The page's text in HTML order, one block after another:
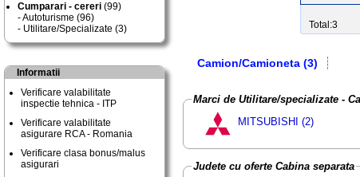
Cumparari - cereri (99)
Autoturisme (96)
Utilitare/Specializate (3)
Informatii
Verificare valabilitate
inspectie tehnica - ITP
Verificare valabilitate
asigurare RCA - Romania
Verificare clasa bonus/malus
asigurari
Total:3
Camion/Camioneta (3)
Marci de Utilitare/specializate -
MITSUBISHI (2)
Judete cu oferte Cabina separata